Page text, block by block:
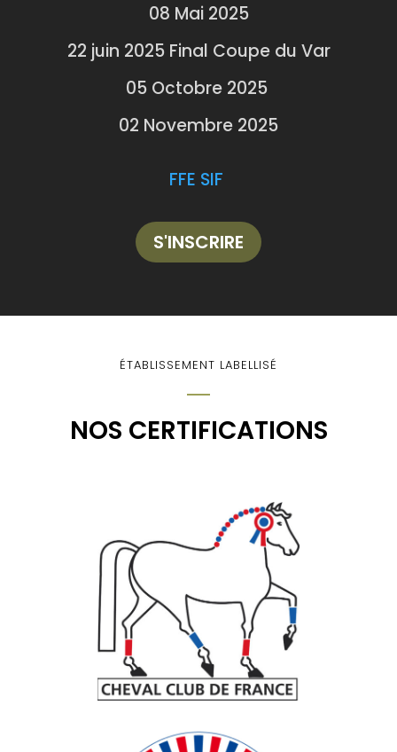
08 Mai 2025
22 juin 2025 Final Coupe du Var
05 Octobre 2025
02 Novembre 2025
FFE SIF
S'INSCRIRE
ÉTABLISSEMENT LABELLISÉ
NOS CERTIFICATIONS